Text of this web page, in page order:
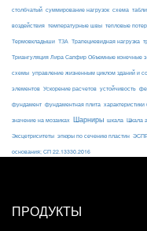
столбчатый суммирование нагрузок схема
воздействия температурные швы тепловые
Термовкладыши ТЗА Трапециевидная нагрузка
Триангуляция Лира Сапфир Объемные конечные
схемы управление жизненным циклом зданий и
элементов Ускорение расчетов устойчивость
фундамент фундаментная плита характеристики
значение на мозаиках Шарниры шкала Шкала
Эксцетриситеты эпюры по сечению пластин
основания; СП 22.13330.2016
ПРОДУКТЫ